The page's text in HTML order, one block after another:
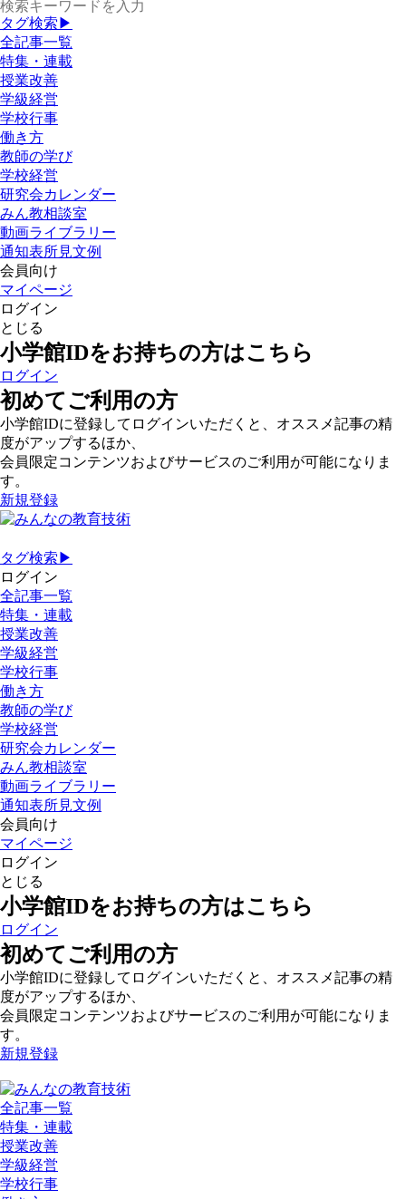
タグ検索▶
全記事一覧
特集・連載
授業改善
学級経営
学校行事
働き方
教師の学び
学校経営
研究会カレンダー
みん教相談室
動画ライブラリー
通知表所見文例
会員向け
マイページ
ログイン
とじる
小学館IDをお持ちの方はこちら
ログイン
初めてご利用の方
小学館IDに登録してログインいただくと、オススメ記事の精
度がアップするほか、
会員限定コンテンツおよびサービスのご利用が可能になりま
す。
新規登録
タグ検索▶
ログイン
全記事一覧
特集・連載
授業改善
学級経営
学校行事
働き方
教師の学び
学校経営
研究会カレンダー
みん教相談室
動画ライブラリー
通知表所見文例
会員向け
マイページ
ログイン
とじる
小学館IDをお持ちの方はこちら
ログイン
初めてご利用の方
小学館IDに登録してログインいただくと、オススメ記事の精
度がアップするほか、
会員限定コンテンツおよびサービスのご利用が可能になりま
す。
新規登録
全記事一覧
特集・連載
授業改善
学級経営
学校行事